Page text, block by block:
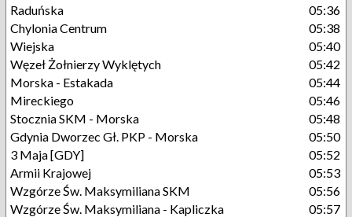
Raduńska
05:36
Chylonia Centrum
05:38
Wiejska
05:40
Węzeł Żołnierzy Wyklętych
05:42
Morska - Estakada
05:44
Mireckiego
05:46
Stocznia SKM - Morska
05:48
Gdynia Dworzec Gł. PKP - Morska
05:50
3 Maja [GDY]
05:52
Armii Krajowej
05:53
Wzgórze Św. Maksymiliana SKM
05:56
Wzgórze Św. Maksymiliana - Kapliczka
05:57